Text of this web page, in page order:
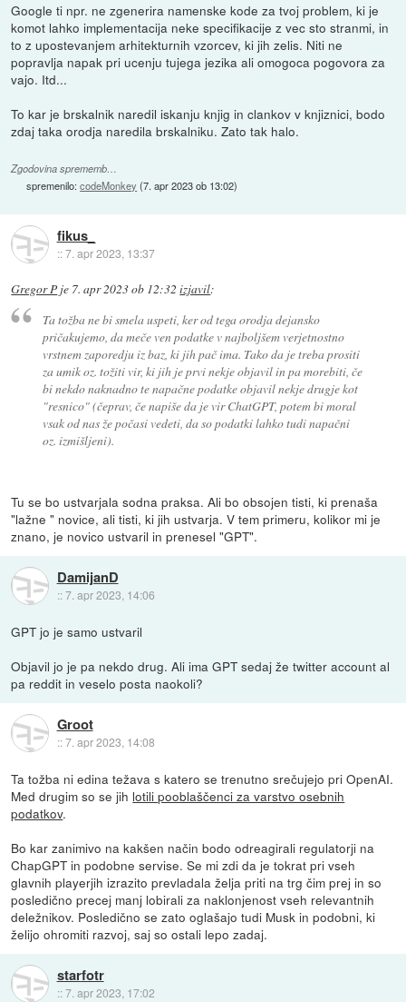
Google ti npr. ne zgenerira namenske kode za tvoj problem, ki je
komot lahko implementacija neke specifikacije z vec sto stranmi, in
to z upostevanjem arhitekturnih vzorcev, ki jih zelis. Niti ne
popravlja napak pri ucenju tujega jezika ali omogoca pogovora za
vajo. Itd...
To kar je brskalnik naredil iskanju knjig in clankov v knjiznici, bodo
zdaj taka orodja naredila brskalniku. Zato tak halo.
Zgodovina sprememb…
spremenilo:codeMonkey (7. apr 2023 ob 13:02)
fikus_
::7. apr 2023, 13:37
Gregor P je 7. apr 2023 ob 12:32 izjavil:
Ta tožba ne bi smela uspeti, ker od tega orodja dejansko
pričakujemo, da meče ven podatke v najboljšem verjetnostno
vrstnem zaporedju iz baz, ki jih pač ima. Tako da je treba prositi
za umik oz. tožiti vir, ki jih je prvi nekje objavil in pa morebiti, če
bi nekdo naknadno te napačne podatke objavil nekje drugje kot
"resnico" (čeprav, če napiše da je vir ChatGPT, potem bi moral
vsak od nas že počasi vedeti, da so podatki lahko tudi napačni
oz. izmišljeni).
Tu se bo ustvarjala sodna praksa. Ali bo obsojen tisti, ki prenaša
"lažne " novice, ali tisti, ki jih ustvarja. V tem primeru, kolikor mi je
znano, je novico ustvaril in prenesel "GPT".
DamijanD
::7. apr 2023, 14:06
GPT jo je samo ustvaril
Objavil jo je pa nekdo drug. Ali ima GPT sedaj že twitter account al
pa reddit in veselo posta naokoli?
Groot
::7. apr 2023, 14:08
Ta tožba ni edina težava s katero se trenutno srečujejo pri OpenAI.
Med drugim so se jih lotili pooblaščenci za varstvo osebnih
podatkov.
Bo kar zanimivo na kakšen način bodo odreagirali regulatorji na
ChapGPT in podobne servise. Se mi zdi da je tokrat pri vseh
glavnih playerjih izrazito prevladala želja priti na trg čim prej in so
posledično precej manj lobirali za naklonjenost vseh relevantnih
deležnikov. Posledično se zato oglašajo tudi Musk in podobni, ki
želijo ohromiti razvoj, saj so ostali lepo zadaj.
starfotr
::7. apr 2023, 17:02